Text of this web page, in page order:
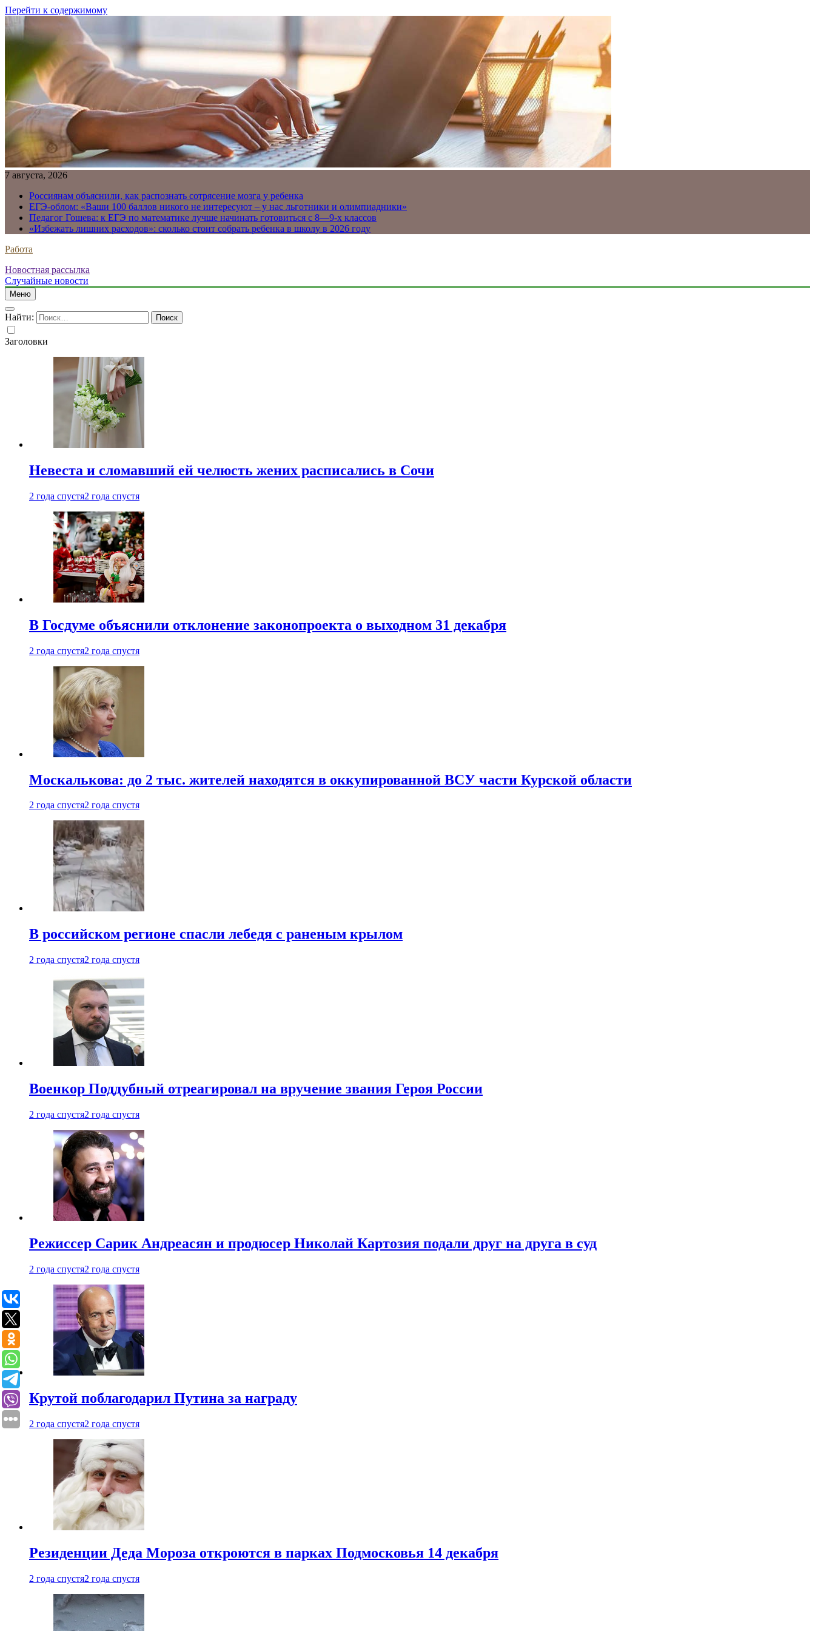
Перейти к содержимому
7 августа, 2026
Россиянам объяснили, как распознать сотрясение мозга у ребенка
ЕГЭ-облом: «Ваши 100 баллов никого не интересуют – у нас льготники и олимпиадники»
Педагог Гошева: к ЕГЭ по математике лучше начинать готовиться с 8—9-х классов
«Избежать лишних расходов»: сколько стоит собрать ребенка в школу в 2026 году
Работа
Новостная рассылка
Случайные новости
Меню
Найти:
Заголовки
Невеста и сломавший ей челюсть жених расписались в Сочи
2 года спустя2 года спустя
В Госдуме объяснили отклонение законопроекта о выходном 31 декабря
2 года спустя2 года спустя
Москалькова: до 2 тыс. жителей находятся в оккупированной ВСУ части Курской области
2 года спустя2 года спустя
В российском регионе спасли лебедя с раненым крылом
2 года спустя2 года спустя
Военкор Поддубный отреагировал на вручение звания Героя России
2 года спустя2 года спустя
Режиссер Сарик Андреасян и продюсер Николай Картозия подали друг на друга в суд
2 года спустя2 года спустя
Крутой поблагодарил Путина за награду
2 года спустя2 года спустя
Резиденции Деда Мороза откроются в парках Подмосковья 14 декабря
2 года спустя2 года спустя